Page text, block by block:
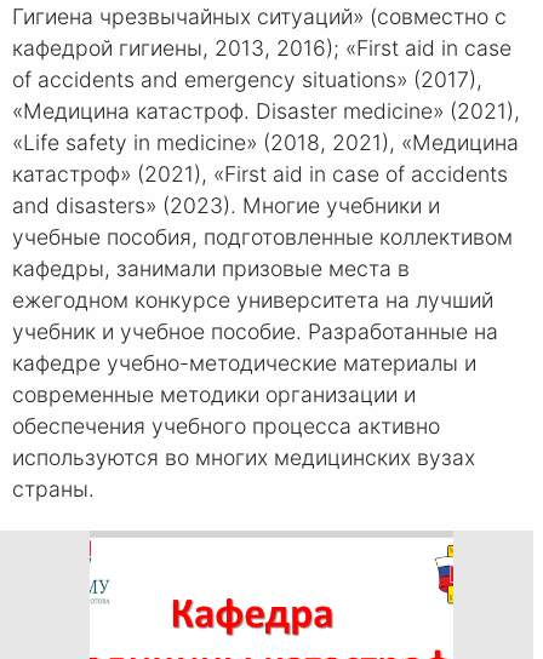
Гигиена чрезвычайных ситуаций» (совместно с
кафедрой гигиены, 2013, 2016); «First aid in case
of accidents and emergency situations» (2017),
«Медицина катастроф. Disaster medicine» (2021),
«Life safety in medicine» (2018, 2021), «Медицина
катастроф» (2021), «First aid in case of accidents
and disasters» (2023). Многие учебники и
учебные пособия, подготовленные коллективом
кафедры, занимали призовые места в
ежегодном конкурсе университета на лучший
учебник и учебное пособие. Разработанные на
кафедре учебно-методические материалы и
современные методики организации и
обеспечения учебного процесса активно
используются во многих медицинских вузах
страны.